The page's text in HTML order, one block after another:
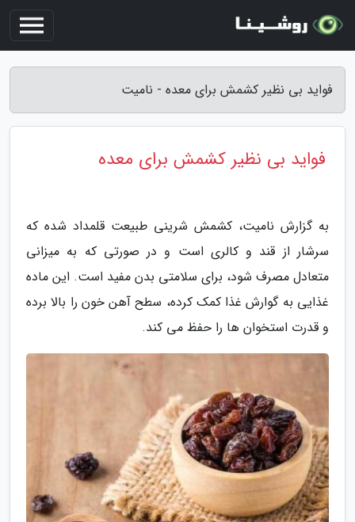
فواید بی نظیر کشمش برای معده - نامیت
فواید بی نظیر کشمش برای معده
به گزارش نامیت، کشمش شرینی طبیعت قلمداد شده که
سرشار از قند و کالری است و در صورتی که به میزانی
متعادل مصرف شود، برای سلامتی بدن مفید است. این ماده
غذایی به گوارش غذا کمک کرده، سطح آهن خون را بالا برده
و قدرت استخوان ها را حفظ می کند.